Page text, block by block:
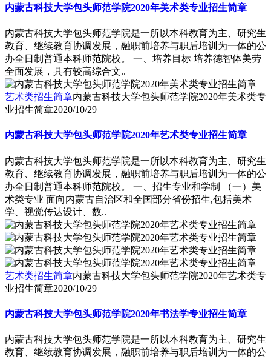
内蒙古科技大学包头师范学院2020年美术类专业招生简章
内蒙古科技大学包头师范学院是一所以本科教育为主、研究生
教育、继续教育协调发展，融职前培养与职后培训为一体的公
办全日制普通本科师范院校。 一、培养目标 培养德智体美劳
全面发展，具有较高综合文..
艺术类招生简章内蒙古科技大学包头师范学院2020年美术类专
业招生简章2020/10/29
内蒙古科技大学包头师范学院2020年艺术类专业招生简章
内蒙古科技大学包头师范学院是一所以本科教育为主、研究生
教育、继续教育协调发展，融职前培养与职后培训为一体的公
办全日制普通本科师范院校。 一、招生专业和学制 （一）美
术类专业 面向内蒙古自治区和全国部分省份招生,包括美术
学、视觉传达设计、数..
艺术类招生简章内蒙古科技大学包头师范学院2020年艺术类专
业招生简章2020/10/29
内蒙古科技大学包头师范学院2020年书法学专业招生简章
内蒙古科技大学包头师范学院是一所以本科教育为主、研究生
教育、继续教育协调发展，融职前培养与职后培训为一体的公